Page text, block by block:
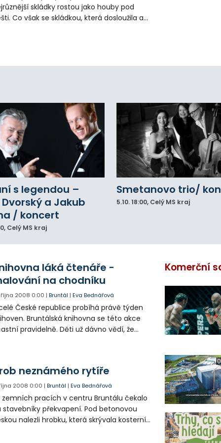
skládky rostou jako houby pod
Co však se skládkou, která dosloužila a
s legendou –
a Jakub
/ koncert
, Celý MS kraj
Smetanovo trio/
5.10.18:00, Celý MS kraj
láká čtenáře -
na chodníku
října 2008 0:00 |Bruntál |Eva Bednářová
České republice probíhá právě týden
Bruntálská knihovna se této akce
pravidelně. Děti už dávno vědí, že
neznámého rytíře
2008 0:00 |Bruntál |Eva Bednářová
zemních pracích v centru Bruntálu čekalo
stavebníky překvapení. Pod betonovou
nalezli hrobku, která skrývala kosterní
Komerční